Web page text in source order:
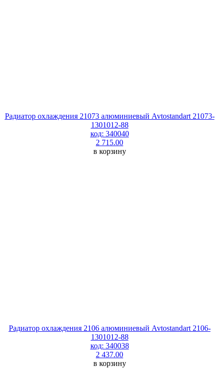
Радиатор охлаждения 21073 алюминиевый Avtostandart 21073-
1301012-88
код: 340040
2 715.00
в корзину
Радиатор охлаждения 2106 алюминиевый Avtostandart 2106-
1301012-88
код: 340038
2 437.00
в корзину